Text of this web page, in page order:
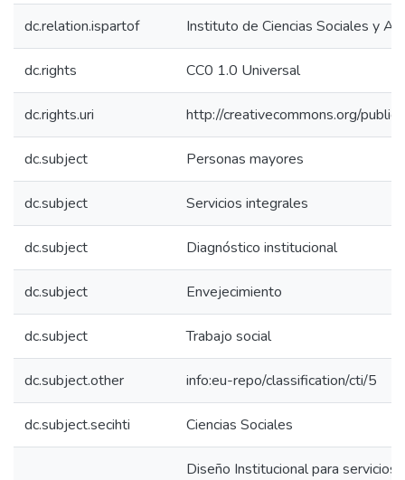
dc.relation.ispartof Instituto de Ciencias Sociales y
dc.rights CC0 1.0 Universal
dc.rights.uri http://creativecommons.org/
dc.subject Personas mayores
dc.subject Servicios integrales
dc.subject Diagnóstico institucional
dc.subject Envejecimiento
dc.subject Trabajo social
dc.subject.other info:eu-repo/classification/cti/5
dc.subject.secihti Ciencias Sociales
Diseño Institucional para servicios